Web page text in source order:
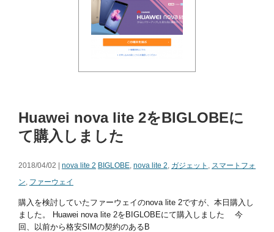
Huawei nova lite 2をBIGLOBEに
て購入しました
2018/04/02 | nova lite 2 BIGLOBE, nova lite 2, ガジェット , スマートフォ
ン, ファーウェイ
購入を検討していたファーウェイのnova lite 2ですが、本日購入し
ました。 Huawei nova lite 2をBIGLOBEにて購入しました 今
回、以前から格安SIMの契約のあるB